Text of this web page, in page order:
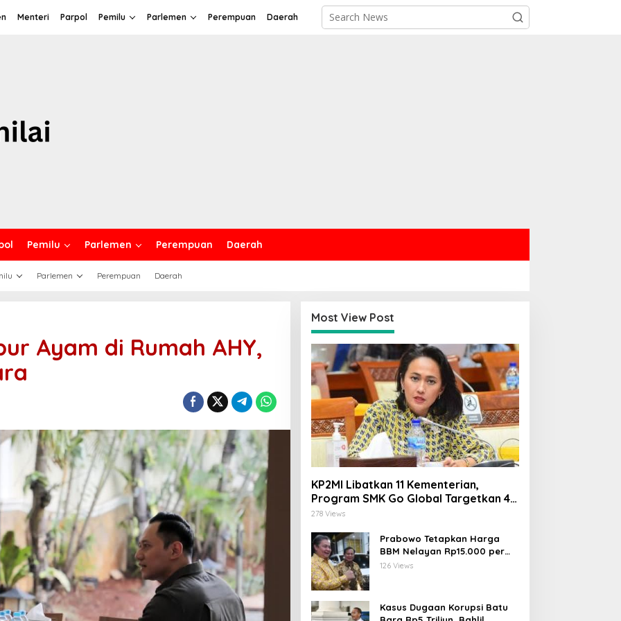
Menteri Parpol Pemilu Parlemen Perempuan Daerah
Pemilu Parlemen Perempuan Daerah
Parlemen Perempuan Daerah
Ayam di Rumah AHY,
Most View Post
KP2MI Libatkan 11 Kementerian,
Program SMK Go Global Targetkan 40
Ribu Peserta Tahun Ini
278 Views
Prabowo Tetapkan Harga
BBM Nelayan Rp15.000 per
Liter, Berlaku untuk Kapal 30-
126 Views
Kasus Dugaan Korupsi Batu